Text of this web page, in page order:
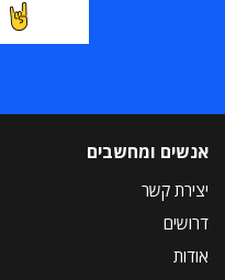
אנשים ומחשבים
יצירת קשר
דרושים
אודות